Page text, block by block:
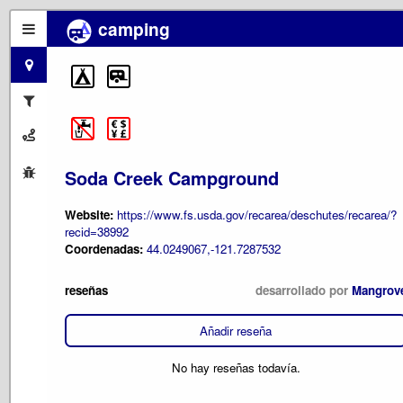
camping
Soda Creek Campground
Website: https://www.fs.usda.gov/recarea/deschutes/recarea/?
recid=38992
Coordenadas: 44.0249067,-121.7287532
reseñas desarrollado por
Añadir reseña
No hay reseñas todavía.